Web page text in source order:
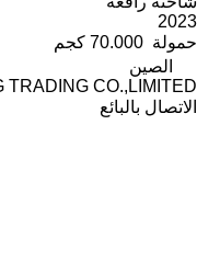
2023
حمولة 70.000 كجم
الصين
TRADING CO.,LIMITED
الاتصال بالبائع